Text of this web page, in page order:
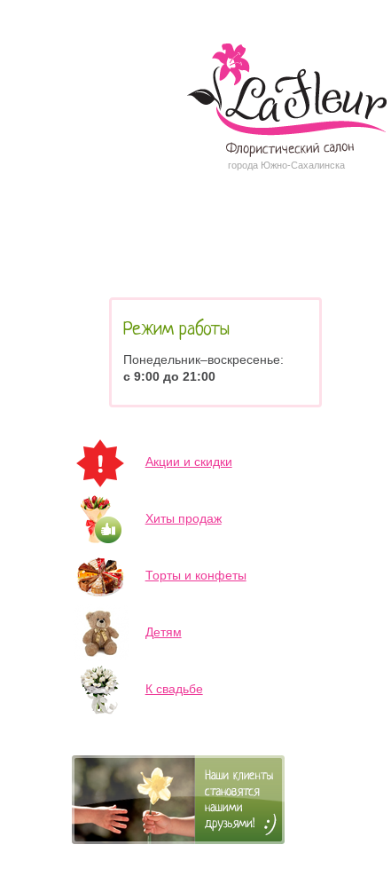
города Южно-Сахалинска
Режим работы
Понедельник–воскресенье:
с 9:00 до 21:00
Акции и скидки
Хиты продаж
Торты и конфеты
Детям
К свадьбе